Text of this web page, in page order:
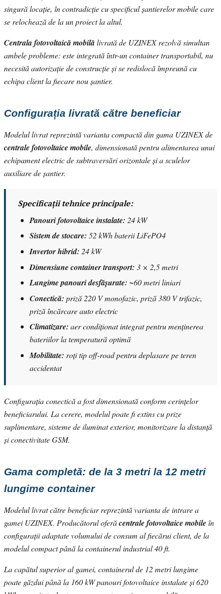
singură locație, în contradicție cu specificul șantierelor mobile care
se relochează de la un proiect la altul.
Centrala fotovoltaică mobilălivrată de UZINEX rezolvă simultan
ambele probleme: este integrată într-un container transportabil, nu
necesită autorizație de construcție și se redislocă împreună cu
echipa client la fiecare nou șantier.
Configurația livrată către beneficiar
Modelul livrat reprezintă varianta compactă din gama UZINEX de
centrale fotovoltaice mobile, dimensionată pentru alimentarea unui
echipament electric de subtraversări orizontale și a sculelor
auxiliare de șantier.
Specificații tehnice principale:
Panouri fotovoltaice instalate: 24 kW
Sistem de stocare: 52 kWh baterii LiFePO4
Invertor hibrid: 24 kW
Dimensiune container transport: 3 × 2,5 metri
Lungime panouri desfășurate: ~60 metri liniari
Conectică: priză 220 V monofazic, priză 380 V trifazic,
priză încărcare auto electric
Climatizare: aer condiționat integrat pentru menținerea
bateriilor la temperatură optimă
Mobilitate: roți tip off-road pentru deplasare pe teren
accidentat
Configurația conectică a fost dimensionată conform cerințelor
beneficiarului. La cerere, modelul poate fi extins cu prize
suplimentare, sisteme de iluminat exterior, monitorizare la distanță
și conectivitate GSM.
Gama completă: de la 3 metri la 12 metri
lungime container
Modelul livrat către beneficiar reprezintă varianta de intrare a
gamei UZINEX. Producătorul oferăcentrale fotovoltaice mobileîn
configurații adaptate volumului de consum al fiecărui client, de la
modelul compact până la containerul industrial 40 ft.
La capătul superior al gamei, containerul de 12 metri lungime
poate găzdui până la 160 kW panouri fotovoltaice instalate și 620